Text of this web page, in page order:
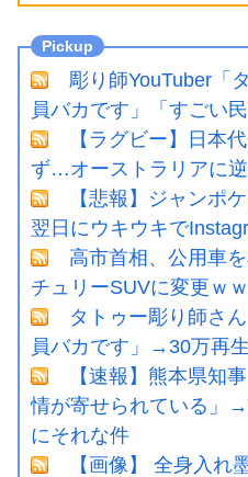
彫り師YouTuber「
員バカです」「すごい民
【ラグビー】日本
ず…オーストラリアに
【悲報】ジャンポ
翌日にウキウキで
高市首相、公用車
チュリーSUVに変更ｗ
タトゥー彫り師さ
員バカです」→30万再
【速報】熊本県知
情が寄せられている」
にそれな件
【画像】 全身入れ